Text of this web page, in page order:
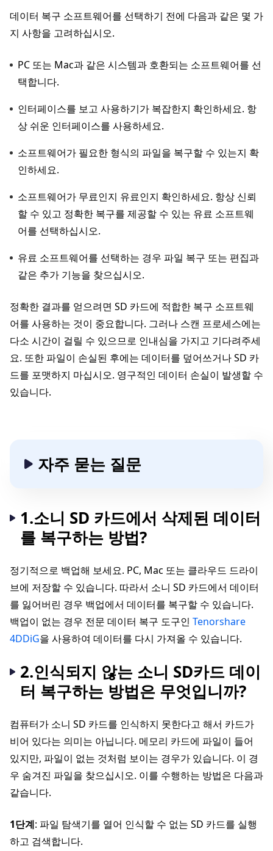
데이터 복구 소프트웨어를 선택하기 전에 다음과 같은 몇 가
지 사항을 고려하십시오.
PC 또는 Mac과 같은 시스템과 호환되는 소프트웨어를 선
택합니다.
인터페이스를 보고 사용하기가 복잡한지 확인하세요. 항
상 쉬운 인터페이스를 사용하세요.
소프트웨어가 필요한 형식의 파일을 복구할 수 있는지 확
인하세요.
소프트웨어가 무료인지 유료인지 확인하세요. 항상 신뢰
할 수 있고 정확한 복구를 제공할 수 있는 유료 소프트웨
어를 선택하십시오.
유료 소프트웨어를 선택하는 경우 파일 복구 또는 편집과
같은 추가 기능을 찾으십시오.
정확한 결과를 얻으려면 SD 카드에 적합한 복구 소프트웨
어를 사용하는 것이 중요합니다. 그러나 스캔 프로세스에는
다소 시간이 걸릴 수 있으므로 인내심을 가지고 기다려주세
요. 또한 파일이 손실된 후에는 데이터를 덮어쓰거나 SD 카
드를 포맷하지 마십시오. 영구적인 데이터 손실이 발생할 수
있습니다.
자주 묻는 질문
1.소니 SD 카드에서 삭제된 데이터
를 복구하는 방법?
정기적으로 백업해 보세요. PC, Mac 또는 클라우드 드라이
브에 저장할 수 있습니다. 따라서 소니 SD 카드에서 데이터
를 잃어버린 경우 백업에서 데이터를 복구할 수 있습니다.
백업이 없는 경우 전문 데이터 복구 도구인 Tenorshare
4DDiG을 사용하여 데이터를 다시 가져올 수 있습니다.
2.인식되지 않는 소니 SD카드 데이
터 복구하는 방법은 무엇입니까?
컴퓨터가 소니 SD 카드를 인식하지 못한다고 해서 카드가
비어 있다는 의미는 아닙니다. 메모리 카드에 파일이 들어
있지만, 파일이 없는 것처럼 보이는 경우가 있습니다. 이 경
우 숨겨진 파일을 찾으십시오. 이를 수행하는 방법은 다음과
같습니다.
1단계: 파일 탐색기를 열어 인식할 수 없는 SD 카드를 실행
하고 검색합니다.